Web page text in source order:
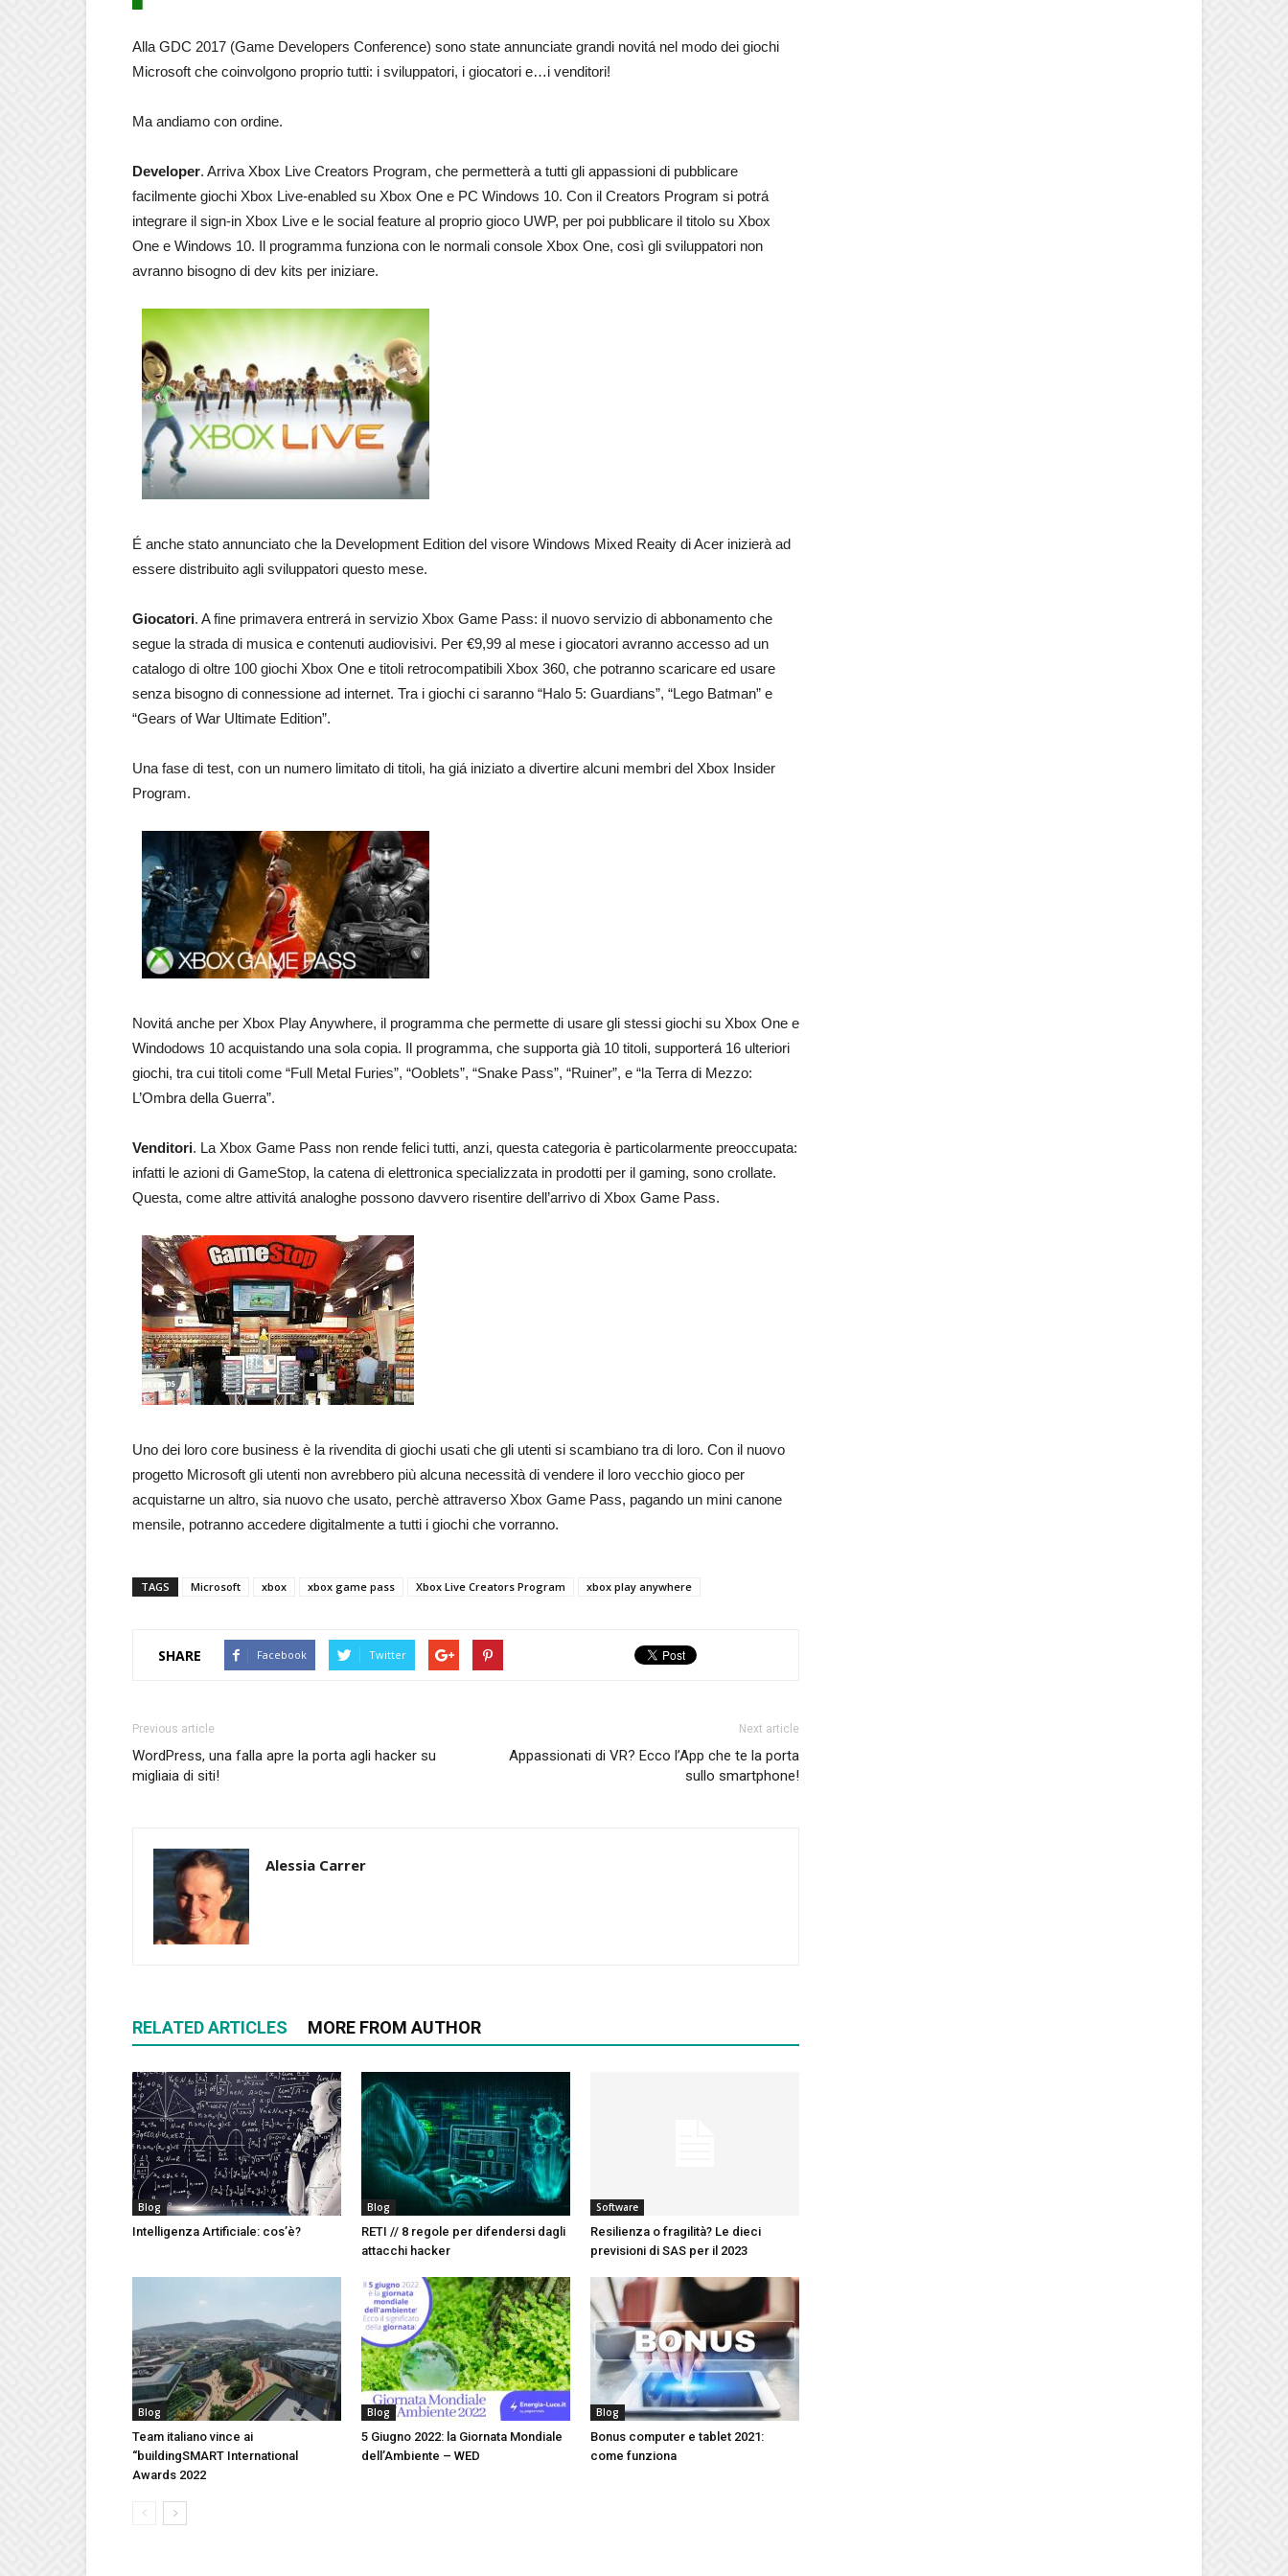
Alla GDC 2017 (Game Developers Conference) sono state annunciate grandi novitá nel modo dei giochi
Microsoft che coinvolgono proprio tutti: i sviluppatori, i giocatori e…i venditori!
Ma andiamo con ordine.
Developer. Arriva Xbox Live Creators Program, che permetterà a tutti gli appassioni di pubblicare
facilmente giochi Xbox Live-enabled su Xbox One e PC Windows 10. Con il Creators Program si potrá
integrare il sign-in Xbox Live e le social feature al proprio gioco UWP, per poi pubblicare il titolo su Xbox
One e Windows 10. Il programma funziona con le normali console Xbox One, così gli sviluppatori non
avranno bisogno di dev kits per iniziare.
É anche stato annunciato che la Development Edition del visore Windows Mixed Reaity di Acer inizierà ad
essere distribuito agli sviluppatori questo mese.
Giocatori. A fine primavera entrerá in servizio Xbox Game Pass: il nuovo servizio di abbonamento che
segue la strada di musica e contenuti audiovisivi. Per €9,99 al mese i giocatori avranno accesso ad un
catalogo di oltre 100 giochi Xbox One e titoli retrocompatibili Xbox 360, che potranno scaricare ed usare
senza bisogno di connessione ad internet. Tra i giochi ci saranno “Halo 5: Guardians”, “Lego Batman” e
“Gears of War Ultimate Edition”.
Una fase di test, con un numero limitato di titoli, ha giá iniziato a divertire alcuni membri del Xbox Insider
Program.
Novitá anche per Xbox Play Anywhere, il programma che permette di usare gli stessi giochi su Xbox One e
Windodows 10 acquistando una sola copia. Il programma, che supporta già 10 titoli, supporterá 16 ulteriori
giochi, tra cui titoli come “Full Metal Furies”, “Ooblets”, “Snake Pass”, “Ruiner”, e “la Terra di Mezzo:
L’Ombra della Guerra”.
Venditori. La Xbox Game Pass non rende felici tutti, anzi, questa categoria è particolarmente preoccupata:
infatti le azioni di GameStop, la catena di elettronica specializzata in prodotti per il gaming, sono crollate.
Questa, come altre attivitá analoghe possono davvero risentire dell’arrivo di Xbox Game Pass.
Uno dei loro core business è la rivendita di giochi usati che gli utenti si scambiano tra di loro. Con il nuovo
progetto Microsoft gli utenti non avrebbero più alcuna necessità di vendere il loro vecchio gioco per
acquistarne un altro, sia nuovo che usato, perchè attraverso Xbox Game Pass, pagando un mini canone
mensile, potranno accedere digitalmente a tutti i giochi che vorranno.
TAGS Microsoft xbox xbox game pass Xbox Live Creators Program xbox play anywhere
SHARE Facebook Twitter
Previous article
WordPress, una falla apre la porta agli hacker su
migliaia di siti!
Next article
Appassionati di VR? Ecco l’App che te la porta
sullo smartphone!
Alessia Carrer
RELATED ARTICLES MORE FROM AUTHOR
Blog
Intelligenza Artificiale: cos’è?
Blog
RETI // 8 regole per difendersi dagli
attacchi hacker
Software
Resilienza o fragilità? Le dieci
previsioni di SAS per il 2023
Blog
Team italiano vince ai
“buildingSMART International
Awards 2022
Blog
5 Giugno 2022: la Giornata Mondiale
dell’Ambiente – WED
Blog
Bonus computer e tablet 2021:
come funziona